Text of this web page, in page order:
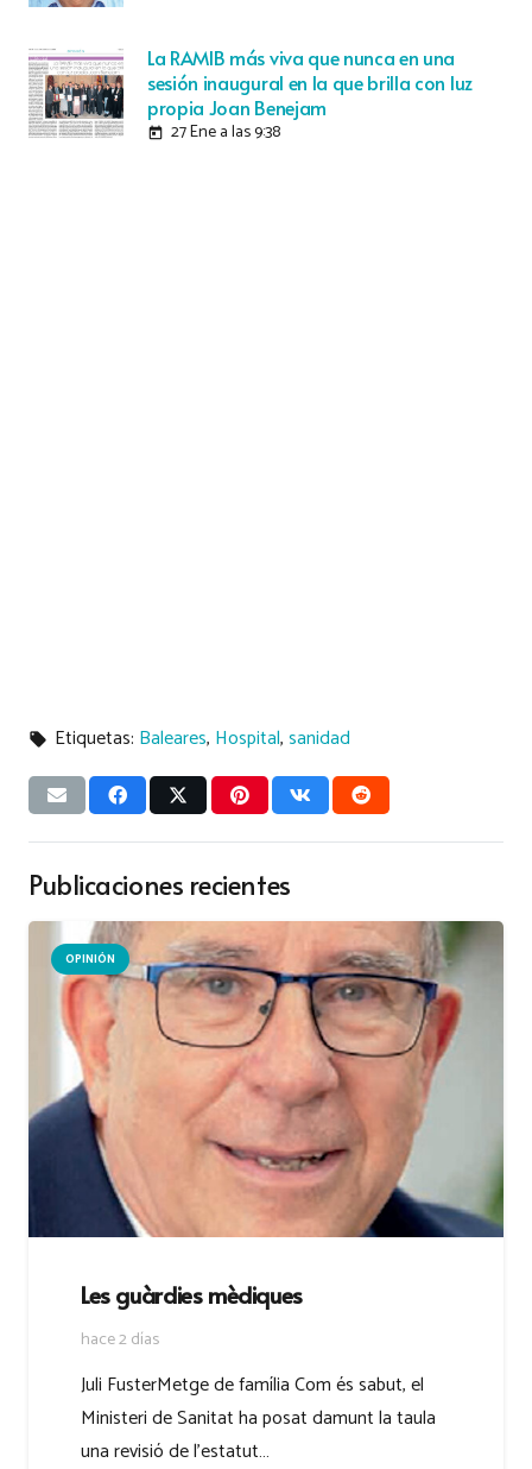
La RAMIB más viva que nunca en una
sesión inaugural en la que brilla con luz
propia Joan Benejam
today 27 Ene a las 9:38
local_offer Etiquetas: Baleares, Hospital,sanidad
Publicaciones recientes
OPINIÓN
Les guàrdies mèdiques
hace 2 días
Juli FusterMetge de família Com és sabut, el
Ministeri de Sanitat ha posat damunt la taula
una revisió de l’estatut…